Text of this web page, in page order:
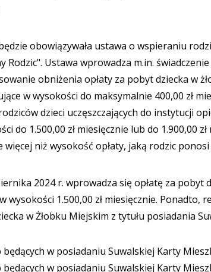
obowiązywała ustawa o wspieraniu
Rodzic". Ustawa wprowadza m.in.
obniżenia opłaty za pobyt dziecka w
w wysokości do maksymalnie 400,00 zł
dzieci uczęszczających do instytucji
do 1.500,00 zł miesięcznie lub do 1.900,00
niż wysokość opłaty, jaką rodzic
2024 r. wprowadza się opłatę za pobyt
wysokości 1.500,00 zł miesięcznie. Ponadto,
w Żłobku Miejskim z tytułu posiadania
w posiadaniu Suwalskiej Karty
w posiadaniu Suwalskiej Karty